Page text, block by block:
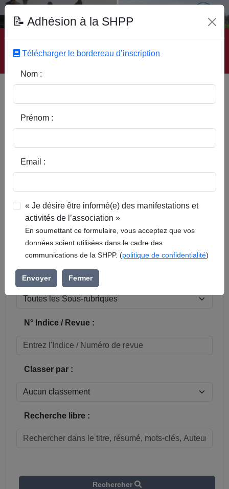
Accueil | Site SHPP | Auteurs | Editeurs | Rubriques |
Sous-Rubriques | Mots-Clefs | Contact
Réinitialiser
Sous-rubrique / Commune :
N° Indice / Revue :
Classer par :
Recherche libre :
Rechercher
📝 Adhésion à la SHPP
Télécharger le bordereau d’inscription
Nom :
Prénom :
Email :
« Je désire être informé(e) des manifestations et
activités de l’association »
En soumettant ce formulaire, vous acceptez que vos
données soient utilisées dans le cadre des
communications de la SHPP. (politique de confidentialité)
Envoyer Fermer